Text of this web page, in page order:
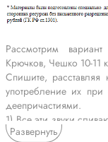
Рассмотрим
Крючков, Чешко 10-11
Спишите,
употребление их при
деепричастиями.
1) Все эти звуки
мятежно колыхаясь
Развернуть